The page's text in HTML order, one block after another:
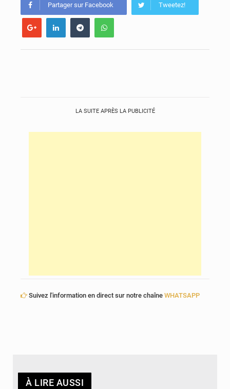
Partager sur Facebook Tweetez!
LA SUITE APRÈS LA PUBLICITÉ
Suivez l'information en direct sur notre chaîne WHATSAPP
À LIRE AUSSI